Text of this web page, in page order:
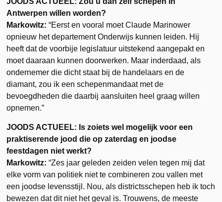
Antwerpen willen worden?
Markowitz: “Eerst en vooral moet Claude Marinower
opnieuw het departement Onderwijs kunnen leiden. Hij
heeft dat de voorbije legislatuur uitstekend aangepakt en
moet daaraan kunnen doorwerken. Maar inderdaad, als
ondernemer die dicht staat bij de handelaars en de
diamant, zou ik een schepenmandaat met de
bevoegdheden die daarbij aansluiten heel graag willen
opnemen.”
JOODS ACTUEEL: Is zoiets wel mogelijk voor een
praktiserende jood die op zaterdag en joodse
feestdagen niet werkt?
Markowitz: “Zes jaar geleden zeiden velen tegen mij dat
elke vorm van politiek niet te combineren zou vallen met
een joodse levensstijl. Nou, als districtsschepen heb ik toch
bewezen dat dit niet het geval is. Trouwens, de meeste